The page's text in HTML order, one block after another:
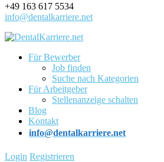
+49 163 617 5534
info@dentalkarriere.net
Für Bewerber
Job finden
Suche nach Kategorien
Für Arbeitgeber
Stellenanzeige schalten
Blog
Kontakt
info@dentalkarriere.net
Login Registrieren